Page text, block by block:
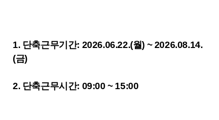
1. 단축근무기간: 2026.06.22.(월) ~ 2026.08.14.
(금)
2. 단축근무시간: 09:00 ~ 15:00